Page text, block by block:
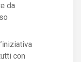
da
con